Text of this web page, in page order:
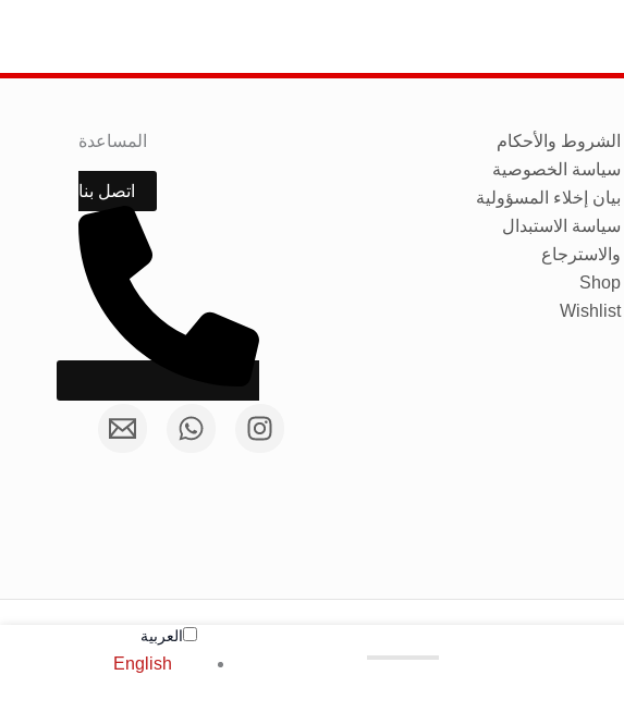
الشروط والأحكام
سياسة الخصوصية
بيان إخلاء المسؤولية
سياسة الاستبدال
والاسترجاع
Shop
Wishlist
المساعدة
اتصل بنا
العربية‏
English